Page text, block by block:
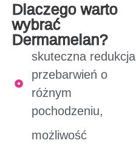
Dlaczego warto
wybrać
Dermamelan?
skuteczna redukcja
przebarwień o
różnym
pochodzeniu,
możliwość